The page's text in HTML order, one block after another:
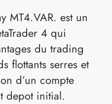
MT4.VAR. est un
4 qui
du trading
flottants serres et
d’un compte
depot initial.